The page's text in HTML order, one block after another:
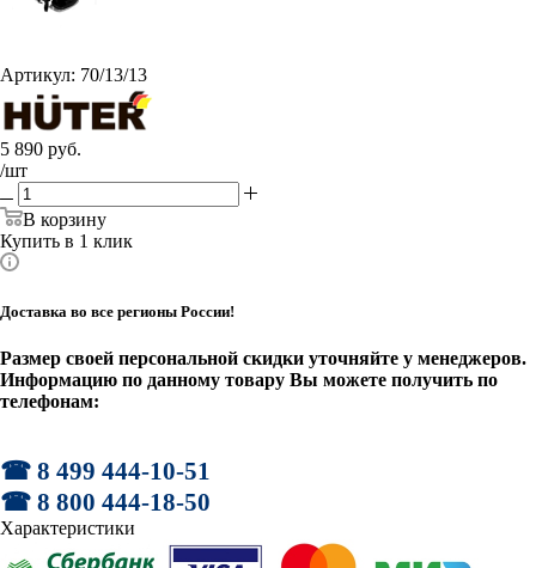
Артикул: 70/13/13
5 890 руб.
/шт
В корзину
Купить в 1 клик
Доставка во все регионы России!
Размер своей персональной скидки уточняйте у менеджеров.
Информацию по данному товару Вы можете получить по
телефонам:
☎ 8 499 444-10-51
☎ 8 800 444-18-50
Характеристики